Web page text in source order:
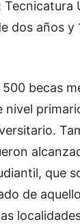
Tecnicatura
dos años y
becas
nivel
que
de